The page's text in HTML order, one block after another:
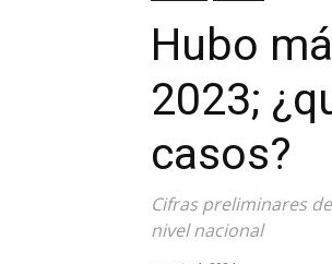
Hubo
2023;
casos?
Cifras preliminares
nivel nacional